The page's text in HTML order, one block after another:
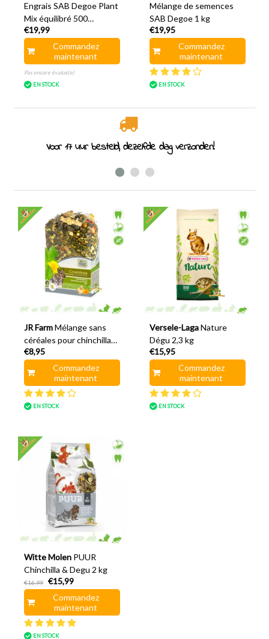
Engrais SAB Degoe Plant
Mix équilibré 500
grammes
€19,99
Commandez
maintenant
Pas encore évalué(e)
EN STOCK
Mélange de semences
SAB Degoe 1 kg
€19,95
Commandez
maintenant
EN STOCK
Voor 17 uur besteld, dezelfde dag verzonden!
JR Farm Mélange sans
céréales pour chinchillas
et dégus, 650 grammes
€8,95
Commandez
maintenant
EN STOCK
Versele-Laga Nature
Dégu 2,3 kg
€15,95
Commandez
maintenant
EN STOCK
Witte Molen PUUR
Chinchilla & Degu 2 kg
€16,99
€15,99
Commandez
maintenant
EN STOCK